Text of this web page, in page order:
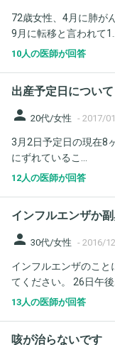
72歳女性、4月に肺が
9月に転移と言われて1...
10人の医師が回答
出産予定日について
person 20代/女性 - 2017/
3月2日予定日の現在8
にずれているこ...
12人の医師が回答
インフルエンザか
person 30代/女性 - 2016/
インフルエンザのこ
てください。 26日午後...
13人の医師が回答
咳が治らないです